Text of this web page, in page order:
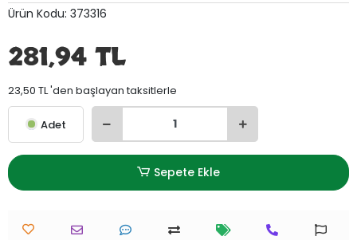
Ürün Kodu: 373316
281,94 TL
23,50 TL 'den başlayan taksitlerle
Adet
Sepete Ekle